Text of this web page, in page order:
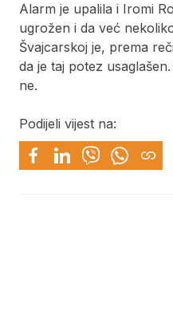
Alarm je upalila i Iromi
ugrožen i da već
Švajcarskoj je, prema
da je taj potez
ne.
Podijeli vijest na: